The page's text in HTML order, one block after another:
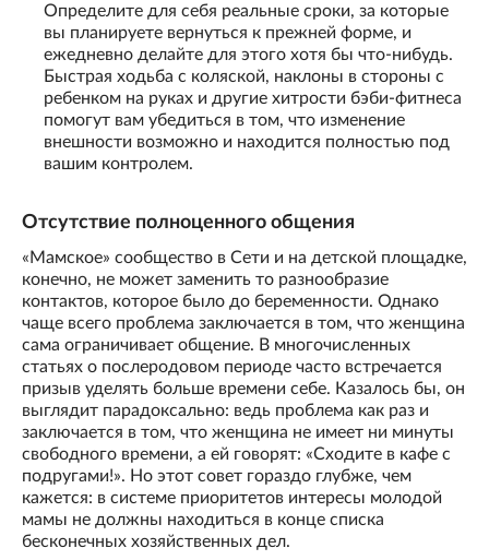
Определите для себя реальные сроки, за которые
вы планируете вернуться к прежней форме, и
ежедневно делайте для этого хотя бы что-нибудь.
Быстрая ходьба с коляской, наклоны в стороны с
ребенком на руках и другие хитрости бэби-фитнеса
помогут вам убедиться в том, что изменение
внешности возможно и находится полностью под
вашим контролем.
Отсутствие полноценного общения
«Мамское» сообщество в Сети и на детской площадке,
конечно, не может заменить то разнообразие
контактов, которое было до беременности. Однако
чаще всего проблема заключается в том, что женщина
сама ограничивает общение. В многочисленных
статьях о послеродовом периоде часто встречается
призыв уделять больше времени себе. Казалось бы, он
выглядит парадоксально: ведь проблема как раз и
заключается в том, что женщина не имеет ни минуты
свободного времени, а ей говорят: «Сходите в кафе с
подругами!». Но этот совет гораздо глубже, чем
кажется: в системе приоритетов интересы молодой
мамы не должны находиться в конце списка
бесконечных хозяйственных дел.